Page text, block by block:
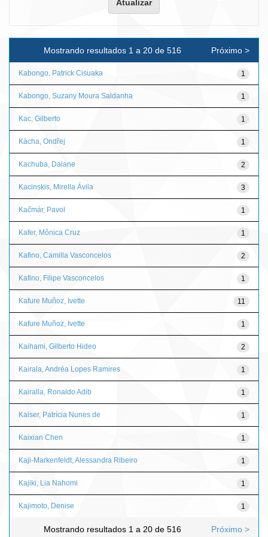
Mostrando resultados 1 a 20 de 516 Próximo >
Kabongo, Patrick Cisuaka 1
Kabongo, Suzany Moura Saldanha 1
Kac, Gilberto 1
Kácha, Ondřej 1
Kachuba, Daiane 2
Kacinskis, Mirella Ávila 3
Kačmár, Pavol 1
Kafer, Mônica Cruz 1
Kafino, Camilla Vasconcelos 2
Kafino, Filipe Vasconcelos 1
Kafure Muñoz, Ivette 11
Kafure Muñoz, Ivette 1
Kaihami, Gilberto Hideo 2
Kairala, Andréa Lopes Ramires 1
Kairalla, Ronaldo Adib 1
Kaiser, Patrícia Nunes de 1
Kaixian Chen 1
Kaji-Markenfeldt, Alessandra Ribeiro 1
Kajiki, Lia Nahomi 1
Kajimoto, Denise 1
Mostrando resultados 1 a 20 de 516 Próximo >